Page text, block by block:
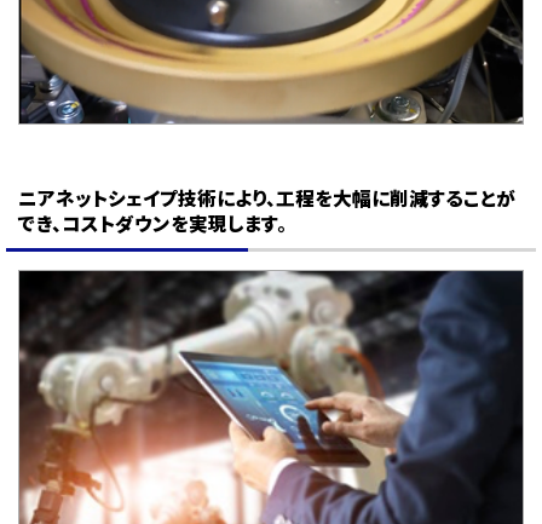
ニアネットシェイプ技術により、工程を大幅に削減することが
でき、コストダウンを実現します。